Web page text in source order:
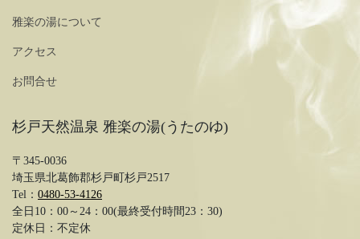
雅楽の湯について
アクセス
お問合せ
杉戸天然温泉 雅楽の湯(うたのゆ)
〒345-0036
埼玉県北葛飾郡杉戸町杉戸2517
Tel： 0480-53-4126
全日10：00～24：00(最終受付時間23：30)
定休日：不定休